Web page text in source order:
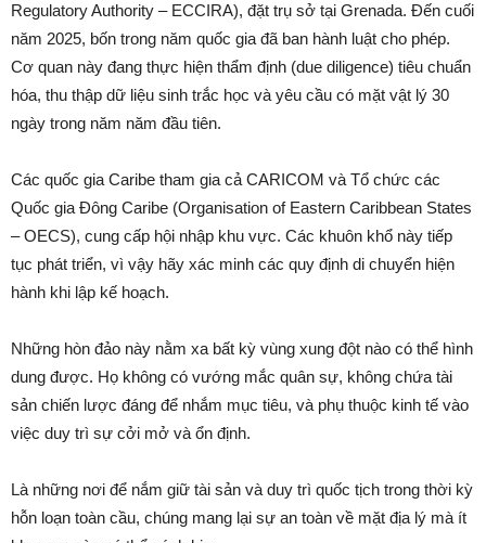
Regulatory Authority – ECCIRA), đặt trụ sở tại Grenada. Đến cuối
năm 2025, bốn trong năm quốc gia đã ban hành luật cho phép.
Cơ quan này đang thực hiện thẩm định (due diligence) tiêu chuẩn
hóa, thu thập dữ liệu sinh trắc học và yêu cầu có mặt vật lý 30
ngày trong năm năm đầu tiên.
Các quốc gia Caribe tham gia cả CARICOM và Tổ chức các
Quốc gia Đông Caribe (Organisation of Eastern Caribbean States
– OECS), cung cấp hội nhập khu vực. Các khuôn khổ này tiếp
tục phát triển, vì vậy hãy xác minh các quy định di chuyển hiện
hành khi lập kế hoạch.
Những hòn đảo này nằm xa bất kỳ vùng xung đột nào có thể hình
dung được. Họ không có vướng mắc quân sự, không chứa tài
sản chiến lược đáng để nhắm mục tiêu, và phụ thuộc kinh tế vào
việc duy trì sự cởi mở và ổn định.
Là những nơi để nắm giữ tài sản và duy trì quốc tịch trong thời kỳ
hỗn loạn toàn cầu, chúng mang lại sự an toàn về mặt địa lý mà ít